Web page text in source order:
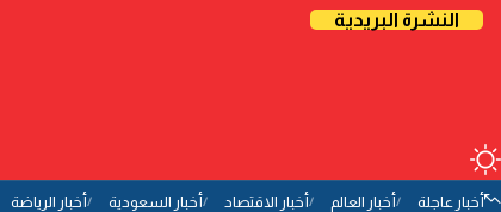
النشرة البريدية
أخبار عاجلة أخبار العالم أخبار الاقتصاد أخبار السعودية أخبار الرياضة